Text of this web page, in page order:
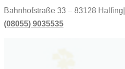
Bahnhofstraße 33 – 83128 Halfing
(08055) 9035535